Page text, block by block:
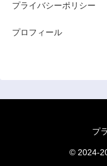
プライバシーポリシー
プロフィール
プ
© 2024-